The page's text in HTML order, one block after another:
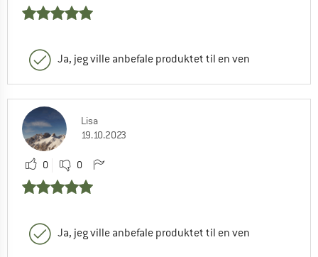
Ja, jeg ville anbefale produktet til en ven
Lisa
19.10.2023
0 0
Ja, jeg ville anbefale produktet til en ven